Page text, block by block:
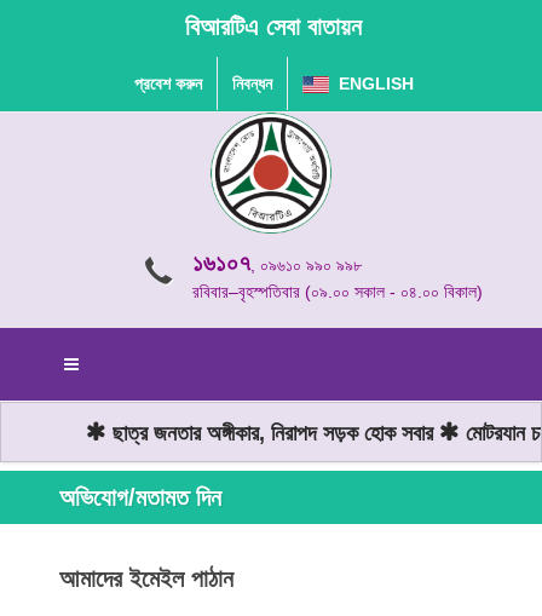
বিআরটিএ সেবা বাতায়ন
প্রবেশ করুন নিবন্ধন ENGLISH
১৬১০৭, ০৯৬১০ ৯৯০ ৯৯৮
রবিবার–বৃহস্পতিবার (০৯.০০ সকাল - ০৪.০০ বিকাল)
ছাত্র জনতার অঙ্গীকার, নিরাপদ সড়ক হোক সবার মোটরযান
অভিযোগ/মতামত দিন
আমাদের ইমেইল পাঠান